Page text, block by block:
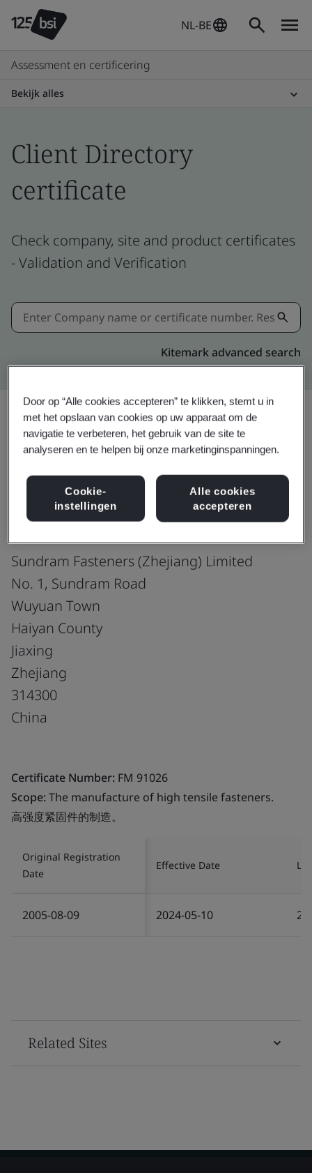
NL-BE
Assessment en certificering
Bekijk alles
Client Directory
certificate
Check company, site and product certificates
- Validation and Verification
Kitemark advanced search
Delen:
ISO 9001:2015
Sundram Fasteners (Zhejiang) Limited
No. 1, Sundram Road
Wuyuan Town
Haiyan County
Jiaxing
Zhejiang
314300
China
Certificate Number: FM 91026
Scope:The manufacture of high tensile fasteners.
高强度紧固件的制造。
Original Registration
Date
Effective Date
2005-08-09 2024-05-10
Related Sites
Door op “Alle cookies accepteren” te klikken, stemt u in
met het opslaan van cookies op uw apparaat om de
navigatie te verbeteren, het gebruik van de site te
analyseren en te helpen bij onze marketinginspanningen.
Cookie-
instellingen
Alle cookies
accepteren